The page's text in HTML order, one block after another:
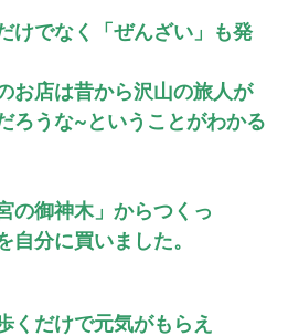
けでなく
「ぜんざい」も発
お店は昔から沢山の旅人が
ろうな~という ことがわかる
の御神木」からつくっ
自分に買いました。
くだけで元気がもらえ